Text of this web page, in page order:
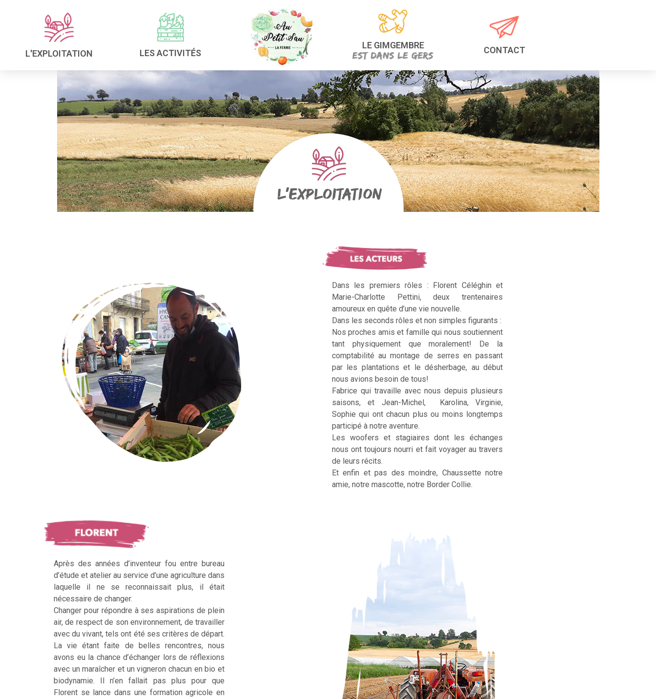
L'EXPLOITATION LES ACTIVITÉS
LE GIMGEMBRE CONTACT
Dans les premiers rôles : Florent Céléghin et
Marie-Charlotte Pettini, deux trentenaires
amoureux en quête d’une vie nouvelle.
Dans les seconds rôles et non simples figurants :
Nos proches amis et famille qui nous soutiennent
tant physiquement que moralement! De la
comptabilité au montage de serres en passant
par les plantations et le désherbage, au début
nous avions besoin de tous!
Fabrice qui travaille avec nous depuis plusieurs
saisons, et Jean-Michel, Karolina, Virginie,
Sophie qui ont chacun plus ou moins longtemps
participé à notre aventure.
Les woofers et stagiaires dont les échanges
nous ont toujours nourri et fait voyager au travers
de leurs récits.
Et enfin et pas des moindre, Chaussette notre
amie, notre mascotte, notre Border Collie.
Après des années d’inventeur fou entre bureau
d’étude et atelier au service d’une agriculture dans
laquelle il ne se reconnaissait plus, il était
nécessaire de changer.
Changer pour répondre à ses aspirations de plein
air, de respect de son environnement, de travailler
avec du vivant, tels ont été ses critères de départ.
La vie étant faite de belles rencontres, nous
avons eu la chance d’échanger lors de réflexions
avec un maraîcher et un vigneron chacun en bio et
biodynamie. Il n’en fallait pas plus pour que
Florent se lance dans une formation agricole en